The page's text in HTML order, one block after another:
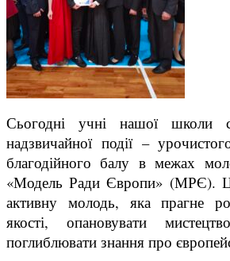
Сьогодні учні нашої школи
надзвичайної події –
благодійного балу в межах
«Модель Ради Європи» (МРЄ).
активну молодь, яка прагне
якості, опановувати
поглиблювати знання про